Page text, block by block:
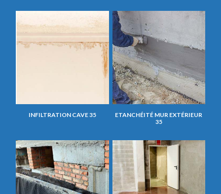
INFILTRATION CAVE 35
ETANCHÉITÉ MUR EXTÉRIEUR
35